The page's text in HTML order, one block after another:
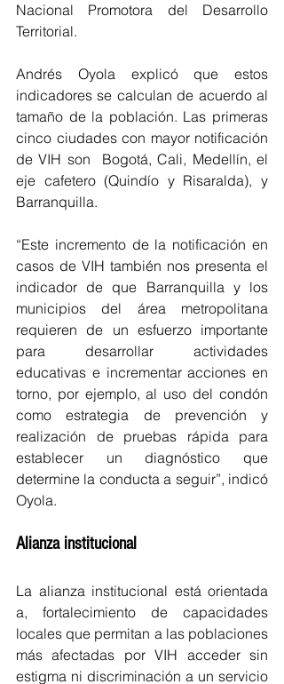
Nacional Promotora del Desarrollo
Territorial.
Andrés Oyola explicó que estos
indicadores se calculan de acuerdo al
tamaño de la población. Las primeras
cinco ciudades con mayor notificación
de VIH son  Bogotá, Cali, Medellín, el
eje cafetero (Quindío y Risaralda), y
Barranquilla.
“Este incremento de la notificación en
casos de VIH también nos presenta el
indicador de que Barranquilla y los
municipios del área metropolitana
requieren de un esfuerzo importante
para desarrollar actividades
educativas e incrementar acciones en
torno, por ejemplo, al uso del condón
como estrategia de prevención y
realización de pruebas rápida para
establecer un diagnóstico que
determine la conducta a seguir”, indicó
Oyola.
Alianza institucional
La alianza institucional está orientada
a, fortalecimiento de capacidades
locales que permitan a las poblaciones
más afectadas por VIH acceder sin
estigma ni discriminación a un servicio